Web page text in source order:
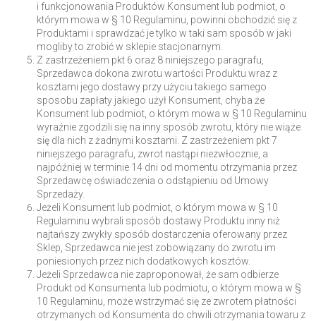
i funkcjonowania Produktów Konsument lub podmiot, o
którym mowa w § 10 Regulaminu, powinni obchodzić się z
Produktami i sprawdzać je tylko w taki sam sposób w jaki
mogliby to zrobić w sklepie stacjonarnym.
Z zastrzeżeniem pkt 6 oraz 8 niniejszego paragrafu,
Sprzedawca dokona zwrotu wartości Produktu wraz z
kosztami jego dostawy przy użyciu takiego samego
sposobu zapłaty jakiego użył Konsument, chyba że
Konsument lub podmiot, o którym mowa w § 10 Regulaminu
wyraźnie zgodzili się na inny sposób zwrotu, który nie wiąże
się dla nich z żadnymi kosztami. Z zastrzeżeniem pkt 7
niniejszego paragrafu, zwrot nastąpi niezwłocznie, a
najpóźniej w terminie 14 dni od momentu otrzymania przez
Sprzedawcę oświadczenia o odstąpieniu od Umowy
Sprzedaży.
Jeżeli Konsument lub podmiot, o którym mowa w § 10
Regulaminu wybrali sposób dostawy Produktu inny niż
najtańszy zwykły sposób dostarczenia oferowany przez
Sklep, Sprzedawca nie jest zobowiązany do zwrotu im
poniesionych przez nich dodatkowych kosztów.
Jeżeli Sprzedawca nie zaproponował, że sam odbierze
Produkt od Konsumenta lub podmiotu, o którym mowa w §
10 Regulaminu, może wstrzymać się ze zwrotem płatności
otrzymanych od Konsumenta do chwili otrzymania towaru z